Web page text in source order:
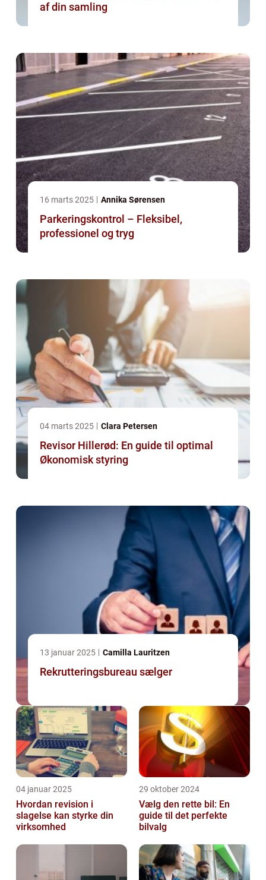
af din samling
16 marts 2025 Annika Sørensen
Parkeringskontrol – Fleksibel,
professionel og tryg
04 marts 2025 Clara Petersen
Revisor Hillerød: En guide til optimal
Økonomisk styring
13 januar 2025 Camilla Lauritzen
Rekrutteringsbureau sælger
04 januar 2025
Hvordan revision i
slagelse kan styrke din
virksomhed
29 oktober 2024
Vælg den rette bil: En
guide til det perfekte
bilvalg